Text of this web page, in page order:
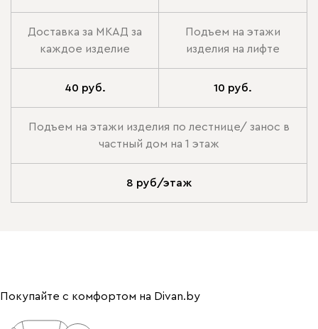
Доставка за МКАД за
каждое изделие
Подъем на этажи
изделия на лифте
40 руб. 10 руб.
Подъем на этажи изделия по лестнице/ занос в
частный дом на 1 этаж
8 руб/этаж
Покупайте с комфортом на Divan.by